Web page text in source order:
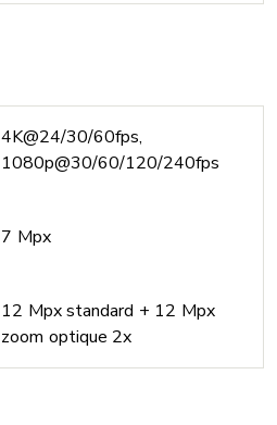
4K@24/30/60fps,
1080p@30/60/120/240fps
7 Mpx
12 Mpx standard + 12 Mpx
zoom optique 2x